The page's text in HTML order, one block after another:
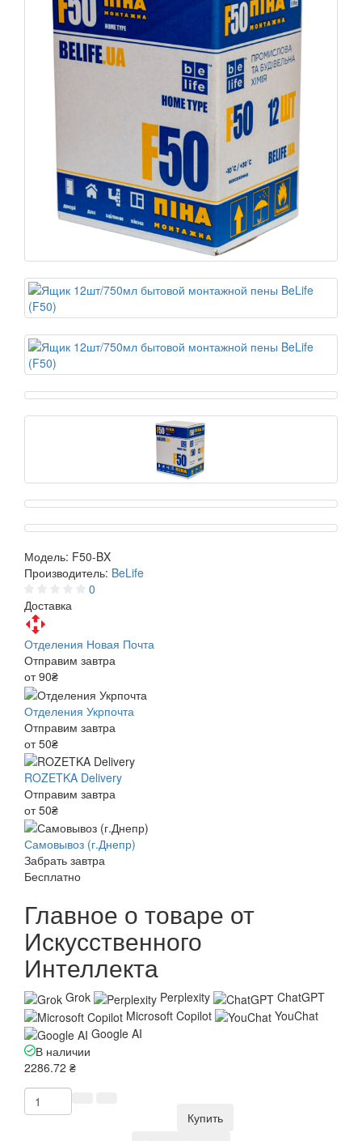
Модель: F50-BX
Производитель: BeLife
0
Доставка
Отделения Новая Почта
Отправим завтра
от 90₴
Отделения Укрпочта
Отправим завтра
от 50₴
ROZETKA Delivery
Отправим завтра
от 50₴
Самовывоз (г.Днепр)
Забрать завтра
Бесплатно
Главное о товаре от
Искусственного
Интеллекта
Grok Perplexity
ChatGPT
Microsoft Copilot
YouChat
Google AI
В наличии
2286.72 ₴
Купить